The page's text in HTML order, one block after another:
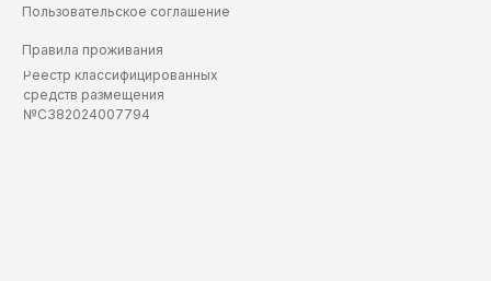
Реестр классифицированных
средств размещения
№С382024007794
Пользовательское соглашение
Правила проживания